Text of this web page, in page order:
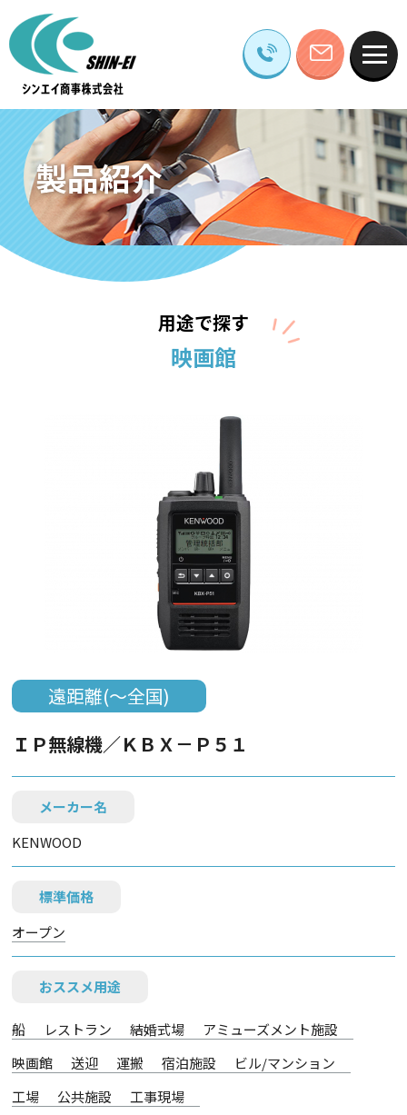
製品紹介
用途で探す
映画館
遠距離(～全国)
ＩＰ無線機／ＫＢＸ－Ｐ５１
メーカー名
KENWOOD
標準価格
オープン
おススメ用途
船 レストラン 結婚式場
アミューズメント施設
映画館
送迎 運搬 宿泊施設
ビル/マンション
工場
公共施設 工事現場